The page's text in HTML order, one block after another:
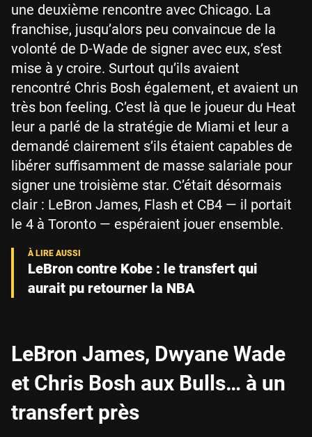
une deuxième rencontre avec Chicago. La
franchise, jusqu’alors peu convaincue de la
volonté de D-Wade de signer avec eux, s’est
mise à y croire. Surtout qu’ils avaient
rencontré Chris Bosh également, et avaient un
très bon feeling. C’est là que le joueur du Heat
leur a parlé de la stratégie de Miami et leur a
demandé clairement s’ils étaient capables de
libérer suffisamment de masse salariale pour
signer une troisième star. C’était désormais
clair : LeBron James, Flash et CB4 — il portait
le 4 à Toronto — espéraient jouer ensemble.
LeBron contre Kobe : le transfert qui
aurait pu retourner la NBA
LeBron James, Dwyane Wade
et Chris Bosh aux Bulls… à un
transfert près